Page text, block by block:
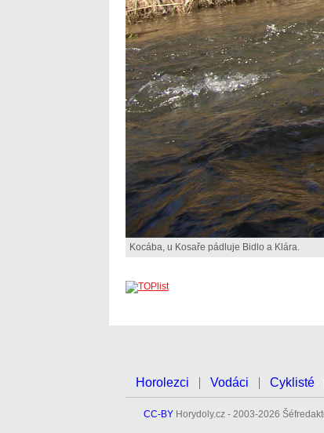
Kocába, u Kosaře pádluje Bidlo a Klára.
Horolezci Vodáci Cyklisté
CC-BY Horydoly.cz - 2003-2026